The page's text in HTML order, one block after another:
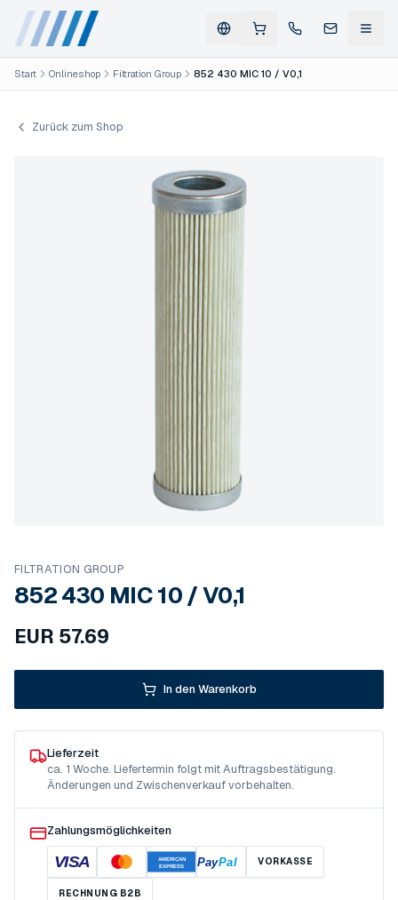
Start Onlineshop Filtration Group 852 430 MIC 10 / V0,1
Zurück zum Shop
FILTRATION GROUP
852 430 MIC 10 / V0,1
EUR 57.69
In den Warenkorb
Lieferzeit
ca. 1 Woche. Liefertermin folgt mit Auftragsbestätigung.
Änderungen und Zwischenverkauf vorbehalten.
Zahlungsmöglichkeiten
VISA
AMERICAN
EXPRESS
PayPal VORKASSE
RECHNUNG B2B